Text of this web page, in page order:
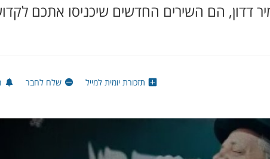
דדון, הם השירים החדשים שיכניסו אתכם
תזכורת יומית למייל שלח לחבר